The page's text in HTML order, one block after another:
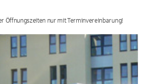
Öffnungszeiten nur mit Terminvereinbarung!